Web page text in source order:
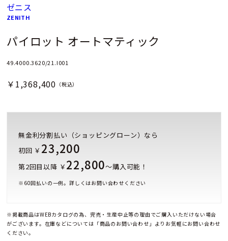
ゼニス
ZENITH
パイロット オートマティック
49.4000.3620/21.I001
￥1,368,400 （税込）
無金利分割払い（ショッピングローン）なら
初回 ￥ 23,200
第2回目以降 ￥ 22,800～購入可能！
※ 60回払いの一例。詳しくはお問い合わせください
※掲載商品はWEBカタログの為、完売・生産中止等の理由でご購入いただけない場合
がございます。在庫などについては「商品のお問い合わせ」よりお気軽にお問い合わせ
ください。